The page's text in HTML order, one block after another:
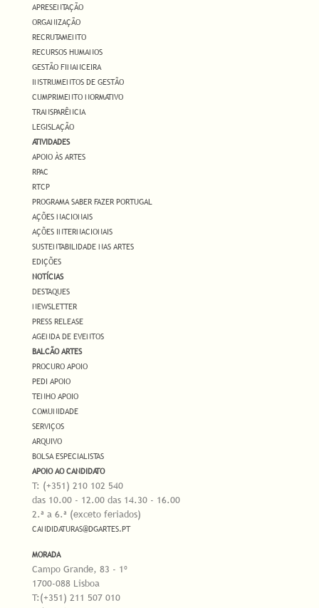
APRESENTAÇÃO
ORGANIZAÇÃO
RECRUTAMENTO
RECURSOS HUMANOS
GESTÃO FINANCEIRA
INSTRUMENTOS DE GESTÃO
CUMPRIMENTO NORMATIVO
TRANSPARÊNCIA
LEGISLAÇÃO
ATIVIDADES
APOIO ÀS ARTES
RPAC
RTCP
PROGRAMA SABER FAZER PORTUGAL
AÇÕES NACIONAIS
AÇÕES INTERNACIONAIS
SUSTENTABILIDADE NAS ARTES
EDIÇÕES
NOTÍCIAS
DESTAQUES
NEWSLETTER
PRESS RELEASE
AGENDA DE EVENTOS
BALCÃO ARTES
PROCURO APOIO
PEDI APOIO
TENHO APOIO
COMUNIDADE
SERVIÇOS
ARQUIVO
BOLSA ESPECIALISTAS
APOIO AO CANDIDATO
T: (+351) 210 102 540
das 10.00 - 12.00 das 14.30 - 16.00
2.ª a 6.ª (exceto feriados)
CANDIDATURAS@DGARTES.PT
MORADA
Campo Grande, 83 - 1º
1700-088 Lisboa
T:(+351) 211 507 010